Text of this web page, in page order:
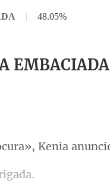
| 48.05%
EMBACIADA